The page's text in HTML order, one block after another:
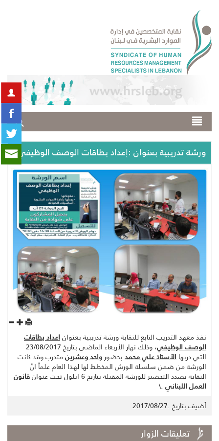
ورشة تدريبية بعنوان :إعداد بطاقات الوصف الوظيفي.
نفذ معهد التدريب التابع للنقابة ورشة تدريبية بعنوان اعداد بطاقات
الوصف الوظيفي
، وذلك نهار الأربعاء الماضي بتاريخ 23/08/2017
التي دربها الأستاذ علي محمد بحضور واحد وعشرينمتدرب وقد كانت
الورشة من ضمن سلسلة الورش المخطط لها لهذا العام علماً انً
النقابة بصدد التحضير للورشة المقبلة بتاريخ 6 ايلول تحت عنوان
قانون
العمل اللبناني .\
أضيف بتاريخ :2017/08/27
تعليقات الزوار